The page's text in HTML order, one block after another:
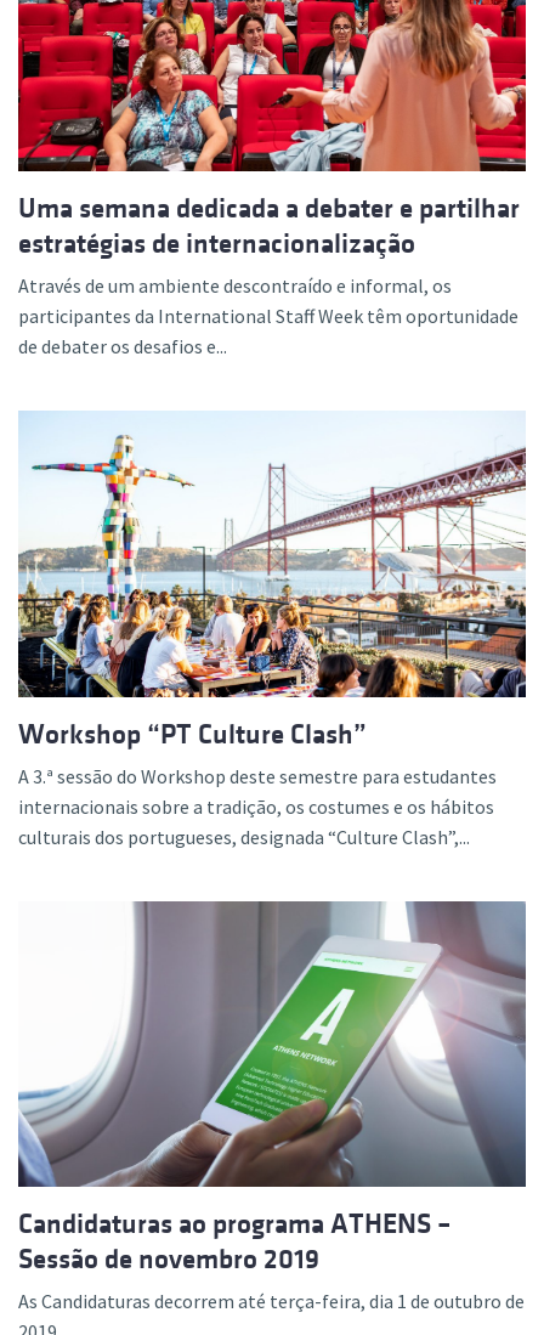
Uma semana dedicada a debater e partilhar
estratégias de internacionalização
Através de um ambiente descontraído e informal, os
participantes da International Staff Week têm oportunidade
de debater os desafios e...
Workshop “PT Culture Clash”
A 3.ª sessão do Workshop deste semestre para estudantes
internacionais sobre a tradição, os costumes e os hábitos
culturais dos portugueses, designada “Culture Clash”,...
Candidaturas ao programa ATHENS –
Sessão de novembro 2019
As Candidaturas decorrem até terça-feira, dia 1 de outubro de